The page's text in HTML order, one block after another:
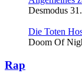
Desmodus
Die Toten
Doom Of
Rap